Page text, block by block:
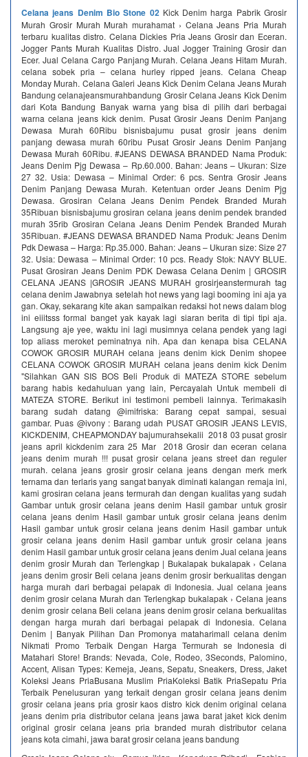
Celana jeans Denim Bio Stone 02 Kick Denim harga Pabrik Grosir
Murah Grosir Murah Murah murahamat › Celana Jeans Pria Murah
terbaru kualitas distro. Celana Dickies Pria Jeans Grosir dan Eceran.
Jogger Pants Murah Kualitas Distro. Jual Jogger Training Grosir dan
Ecer. Jual Celana Cargo Panjang Murah. Celana Jeans Hitam Murah.
celana sobek pria – celana hurley ripped jeans. Celana Cheap
Monday Murah. Celana Galeri Jeans Kick Denim Celana Jeans Murah
Bandung celanajeansmurahbandung Grosir Celana Jeans Kick Denim
dari Kota Bandung Banyak warna yang bisa di pilih dari berbagai
warna celana jeans kick denim. Pusat Grosir Jeans Denim Panjang
Dewasa Murah 60Ribu bisnisbajumu pusat grosir jeans denim
panjang dewasa murah 60ribu Pusat Grosir Jeans Denim Panjang
Dewasa Murah 60Ribu. #JEANS DEWASA BRANDED Nama Produk:
Jeans Denim Pjg Dewasa – Rp.60.000. Bahan: Jeans – Ukuran: Size
27 32. Usia: Dewasa – Minimal Order: 6 pcs. Sentra Grosir Jeans
Denim Panjang Dewasa Murah. Ketentuan order Jeans Denim Pjg
Dewasa. Grosiran Celana Jeans Denim Pendek Branded Murah
35Ribuan bisnisbajumu grosiran celana jeans denim pendek branded
murah 35rib Grosiran Celana Jeans Denim Pendek Branded Murah
35Ribuan. #JEANS DEWASA BRANDED Nama Produk: Jeans Denim
Pdk Dewasa – Harga: Rp.35.000. Bahan: Jeans – Ukuran size: Size 27
32. Usia: Dewasa – Minimal Order: 10 pcs. Ready Stok: NAVY BLUE.
Pusat Grosiran Jeans Denim PDK Dewasa Celana Denim | GROSIR
CELANA JEANS |GROSIR JEANS MURAH grosirjeanstermurah tag
celana denim Jawabnya setelah hot news yang lagi booming ini aja ya
gan. Okay, sekarang kite akan sampaikan redaksi hot news dalam blog
ini eiiitsss formal banget yak kayak lagi siaran berita di tipi tipi aja.
Langsung aje yee, waktu ini lagi musimnya celana pendek yang lagi
top aliass meroket peminatnya nih. Apa dan kenapa bisa CELANA
COWOK GROSIR MURAH celana jeans denim kick Denim shopee
CELANA COWOK GROSIR MURAH celana jeans denim kick Denim
"Silahkan GAN SIS BOS Beli Produk di MATEZA STORE sebelum
barang habis kedahuluan yang lain, Percayalah Untuk membeli di
MATEZA STORE. Berikut ini testimoni pembeli lainnya. Terimakasih
barang sudah datang @imifriska: Barang cepat sampai, sesuai
gambar. Puas @ivony : Barang udah PUSAT GROSIR JEANS LEVIS,
KICKDENIM, CHEAPMONDAY bajumurahsekalii 2018 03 pusat grosir
jeans april kickdenim zara 25 Mar 2018 Grosir dan eceran celana
jeans denim murah !!! pusat grosir celana jeans street dan reguler
murah. celana jeans grosir grosir celana jeans dengan merk merk
ternama dan terlaris yang sangat banyak diminati kalangan remaja ini,
kami grosiran celana jeans termurah dan dengan kualitas yang sudah
Gambar untuk grosir celana jeans denim Hasil gambar untuk grosir
celana jeans denim Hasil gambar untuk grosir celana jeans denim
Hasil gambar untuk grosir celana jeans denim Hasil gambar untuk
grosir celana jeans denim Hasil gambar untuk grosir celana jeans
denim Hasil gambar untuk grosir celana jeans denim Jual celana jeans
denim grosir Murah dan Terlengkap | Bukalapak bukalapak › Celana
jeans denim grosir Beli celana jeans denim grosir berkualitas dengan
harga murah dari berbagai pelapak di Indonesia. Jual celana jeans
denim grosir celana Murah dan Terlengkap bukalapak › Celana jeans
denim grosir celana Beli celana jeans denim grosir celana berkualitas
dengan harga murah dari berbagai pelapak di Indonesia. Celana
Denim | Banyak Pilihan Dan Promonya‎ mataharimall celana denim‎
Nikmati Promo Terbaik Dengan Harga Termurah se Indonesia di
Matahari Store! Brands: Nevada, Cole, Rodeo, 3Seconds, Palomino,
Accent, Alisan Types: Kemeja, Jeans, Sepatu, Sneakers, Dress, Jaket
Koleksi Jeans PriaBusana Muslim PriaKoleksi Batik PriaSepatu Pria
Terbaik Penelusuran yang terkait dengan grosir celana jeans denim
grosir celana jeans pria grosir kaos distro kick denim original celana
jeans denim pria distributor celana jeans jawa barat jaket kick denim
original grosir celana jeans pria branded murah distributor celana
jeans kota cimahi, jawa barat grosir celana jeans bandung